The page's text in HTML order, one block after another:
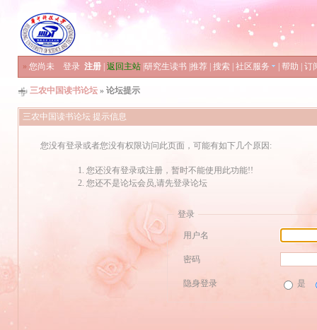
» 您尚未 登录 注册 返回主站 研究生读书 推荐 搜索 社区服务 帮助 订
三农中国读书论坛 » 论坛提示
三农中国读书论坛 提示信息
您没有登录或者您没有权限访问此页面，可能有如下几个原因:
您还没有登录或注册，暂时不能使用此功能!!
您还不是论坛会员,请先登录论坛
登录
用户名
密码
隐身登录 是